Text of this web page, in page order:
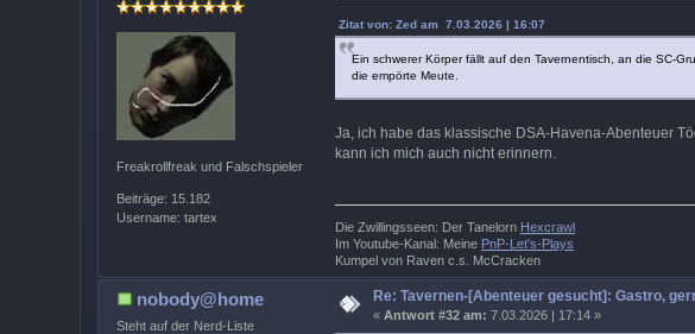
Freakrollfreak und Falschspieler
Beiträge: 15.182
Username: tartex
Zitat von: Zed am 7.03.2026 | 16:07
Ein schwerer Körper fällt auf den Tavernentisch, an die SC-
die empörte Meute.
Ja, ich habe das klassische DSA-Havena-Abenteuer
kann ich mich auch nicht erinnern.
Die Zwillingsseen: Der Tanelorn Hexcrawl
Im Youtube-Kanal: Meine PnP-Let's-Plays
Kumpel von Raven c.s. McCracken
nobody@home
Steht auf der Nerd-Liste
Re: Tavernen-[Abenteuer gesucht]: Gastro,
«Antwort #32 am: 7.03.2026 | 17:14 »